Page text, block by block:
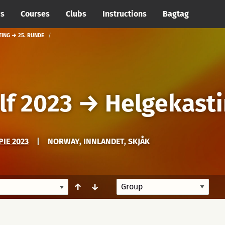
Courses Clubs Instructions Bagtag
→ 25. RUNDE
2023 →
2023 NORWAY, INNLANDET, SKJÅK
↑ ↓